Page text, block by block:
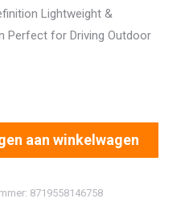
Lightweight &
Perfect for Driving Outdoor
aan winkelwagen
8719558146758